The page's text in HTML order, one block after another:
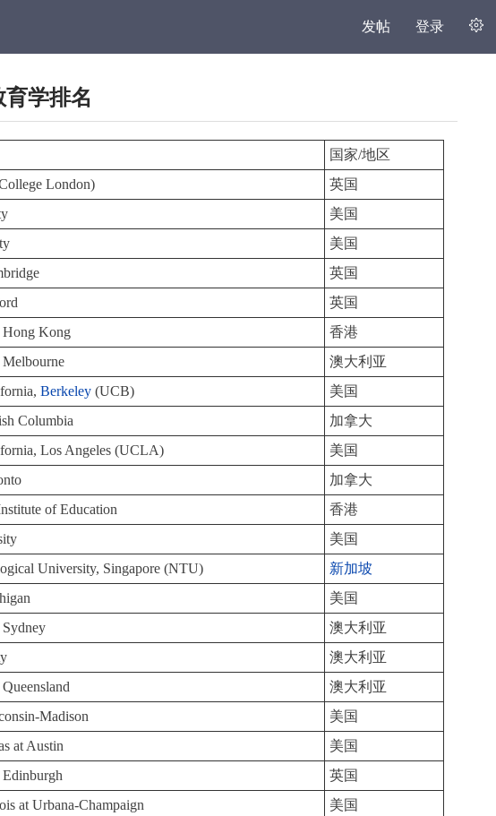
发帖 登录
学排名
国家/地区
London)
英国
美国
美国
英国
英国
Kong
香港
澳大利亚
Berkeley (UCB)
美国
Columbia
加拿大
Los Angeles (UCLA)
美国
加拿大
of Education
香港
美国
University, Singapore (NTU)
新加坡
美国
澳大利亚
澳大利亚
澳大利亚
Madison
美国
at Austin
美国
英国
at Urbana-Champaign
美国